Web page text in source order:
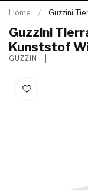
Home / Guzzini
Guzzini
Kunststof
GUZZINI